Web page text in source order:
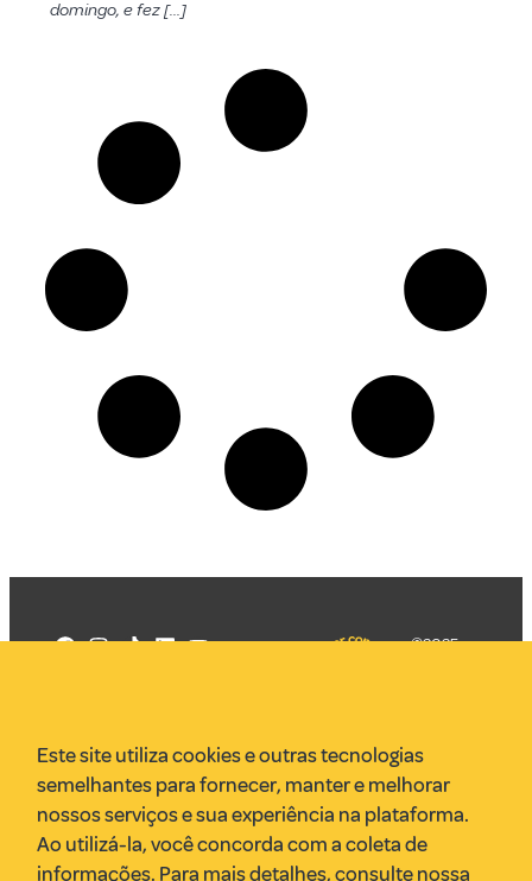
domingo, e fez […]
VR Assessoria
Parcerias
Envie uma pauta
Anuncie
©2025
Este site utiliza cookies e outras tecnologias
semelhantes para fornecer, manter e melhorar
nossos serviços e sua experiência na plataforma.
Ao utilizá-la, você concorda com a coleta de
informações. Para mais detalhes, consulte nossa